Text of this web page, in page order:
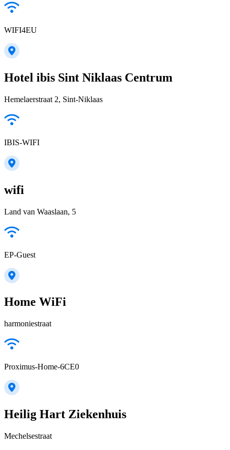
WIFI4EU
Hotel ibis Sint Niklaas Centrum
Hemelaerstraat 2, Sint-Niklaas
IBIS-WIFI
wifi
Land van Waaslaan, 5
EP-Guest
Home WiFi
harmoniestraat
Proximus-Home-6CE0
Heilig Hart Ziekenhuis
Mechelsestraat